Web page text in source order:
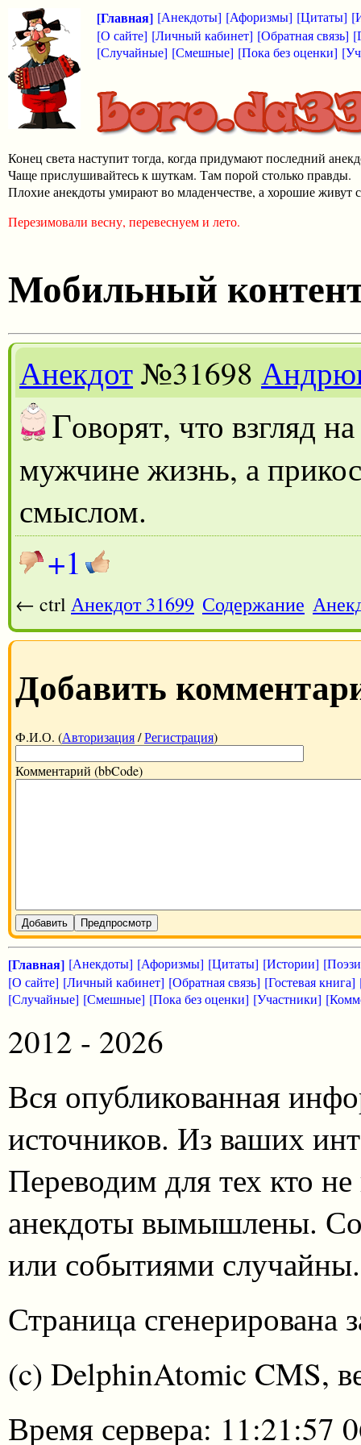
[Главная] [Анекдоты] [Афоризмы] [Цитаты]
[О сайте] [Личный кабинет] [Обратная связь]
[Случайные] [Смешные] [Пока без оценки]
Конец света наступит тогда, когда придумают последний
Чаще прислушивайтесь к шуткам. Там порой столько правды.
Плохие анекдоты умирают во младенчестве, а хорошие живут
Перезимовали весну, перевеснуем и лето.
Мобильный
Анекдот№31698
Говорят, что взгляд
мужчине жизнь, а
смыслом.
+1
← ctrl Анекдот 31699 Содержание
Добавить
Ф.И.О. (Авторизация/Регистрация)
Комментарий (bbCode)
Добавить Предпросмотр
[Главная] [Анекдоты] [Афоризмы] [Цитаты] [Истории]
[О сайте] [Личный кабинет] [Обратная связь] [Гостевая книга]
[Случайные] [Смешные] [Пока без оценки] [Участники]
2012 - 2026
Вся опубликованная
источников. Из ваших
Переводим для тех кто
анекдоты вымышлены.
или событиями случайны.
Страница сгенерирована
(c) DelphinAtomic CMS,
Время сервера: 11:21:57